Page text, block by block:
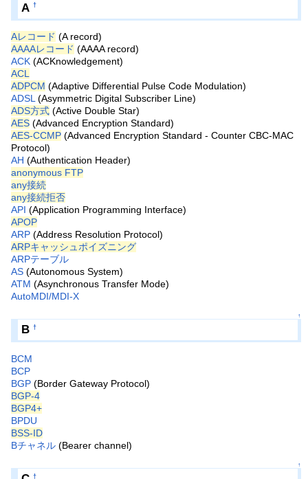
A †
Aレコード (A record)
AAAAレコード (AAAA record)
ACK (ACKnowledgement)
ACL
ADPCM (Adaptive Differential Pulse Code Modulation)
ADSL (Asymmetric Digital Subscriber Line)
ADS方式 (Active Double Star)
AES (Advanced Encryption Standard)
AES-CCMP (Advanced Encryption Standard - Counter CBC-MAC
Protocol)
AH (Authentication Header)
anonymous FTP
any接続
any接続拒否
API (Application Programming Interface)
APOP
ARP (Address Resolution Protocol)
ARPキャッシュポイズニング
ARPテーブル
AS (Autonomous System)
ATM (Asynchronous Transfer Mode)
AutoMDI/MDI-X
↑
B †
BCM
BCP
BGP (Border Gateway Protocol)
BGP-4
BGP4+
BPDU
BSS-ID
Bチャネル (Bearer channel)
↑
†